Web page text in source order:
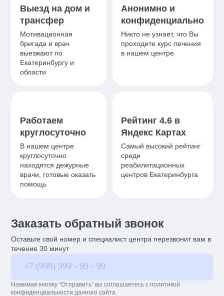
Выезд на дом и
трансфер
Мотивационная
бригада и врач
выезжают по
Екатеринбургу и
области
Анонимно и
конфиденциально
Никто не узнает, что Вы
проходите курс лечения
в нашем центре
Работаем
круглосуточно
В нашем центре
круглосуточно
находятся дежурные
врачи, готовые оказать
помощь
Рейтинг 4.6 в
Яндекс Картах
Самый высокий рейтинг
среди
реабилитационных
центров Екатеринбурга
Заказать обратный звонок
Оставьте свой номер и специалист центра перезвонит вам в
течение 30 минут
Нажимая кнопку “Отправить” вы соглашаетесь с политикой
конфиденциальности данного сайта